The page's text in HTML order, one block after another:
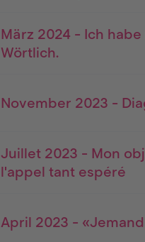
März 2024 - Ich
Wörtlich.
November 2023 -
Juillet 2023 - Mon
l'appel tant espéré
April 2023 -